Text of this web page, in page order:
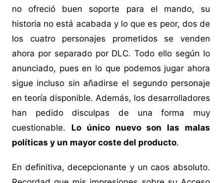
no ofreció buen soporte para el mando, su
historia no está acabada y lo que es peor, dos de
los cuatro personajes prometidos se venden
ahora por separado por DLC. Todo ello según lo
anunciado, pues en lo que podemos jugar ahora
sigue incluso sin añadirse el segundo personaje
en teoría disponible. Además, los desarrolladores
han pedido disculpas de una forma muy
cuestionable. Lo único nuevo son las malas
políticas y un mayor coste del producto.
En definitiva, decepcionante y un caos absoluto.